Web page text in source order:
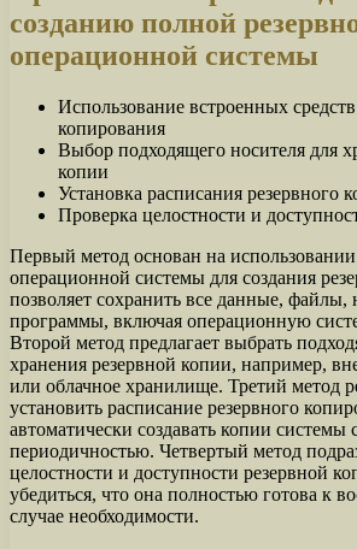
созданию полной
операционной системы
Использование встроенных
копирования
Выбор подходящего носителя для
копии
Установка расписания резервного
Проверка целостности и
Первый метод основан на
операционной системы для создания
позволяет сохранить все данные, файлы,
программы, включая операционную
Второй метод предлагает выбрать
хранения резервной копии, например,
или облачное хранилище. Третий метод
установить расписание резервного
автоматически создавать копии системы
периодичностью. Четвертый метод
целостности и доступности резервной
убедиться, что она полностью готова к
случае необходимости.